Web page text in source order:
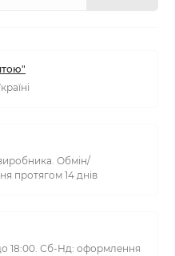
Обмін/
протягом 14 днів
18:00. Сб-Нд: оформлення